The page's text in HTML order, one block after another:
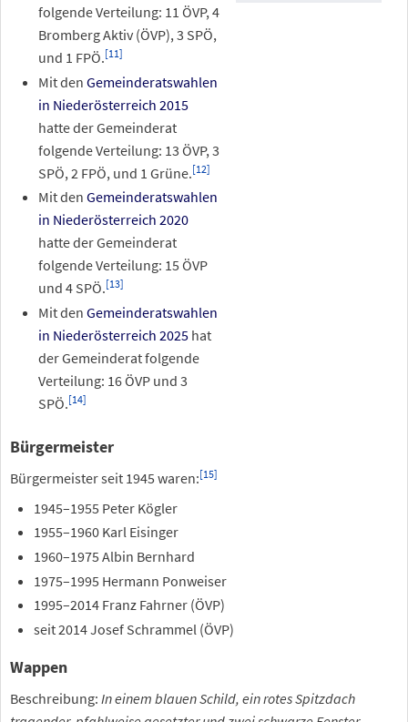
folgende Verteilung: 11 ÖVP, 4
Bromberg Aktiv (ÖVP), 3 SPÖ,
und 1 FPÖ.[11]
Mit den Gemeinderatswahlen
in Niederösterreich 2015
hatte der Gemeinderat
folgende Verteilung: 13 ÖVP, 3
SPÖ, 2 FPÖ, und 1 Grüne.[12]
Mit den Gemeinderatswahlen
in Niederösterreich 2020
hatte der Gemeinderat
folgende Verteilung: 15 ÖVP
und 4 SPÖ.[13]
Mit den Gemeinderatswahlen
in Niederösterreich 2025hat
der Gemeinderat folgende
Verteilung: 16 ÖVP und 3
SPÖ.[14]
Bürgermeister
Bürgermeister seit 1945 waren:[15]
1945–1955 Peter Kögler
1955–1960 Karl Eisinger
1960–1975 Albin Bernhard
1975–1995 Hermann Ponweiser
1995–2014 Franz Fahrner (ÖVP)
seit 2014 Josef Schrammel (ÖVP)
Wappen
Beschreibung: In einem blauen Schild, ein rotes Spitzdach